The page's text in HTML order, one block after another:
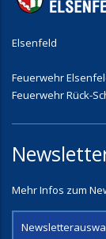
Elsenfeld
Feuerwehr
Feuerwehr Rück-
Mehr Infos zum